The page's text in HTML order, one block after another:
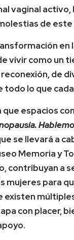
vaginal activo,
de
en
vivir como un
de
todo lo que
espacios
se llevará a
Memoria y
contribuyan a
mujeres para
existen
con placer,